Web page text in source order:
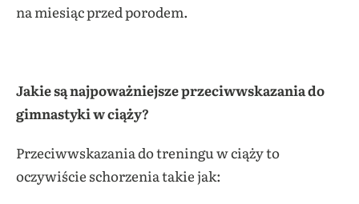
na miesiąc przed porodem.
Jakie są najpoważniejsze przeciwwskazania do
gimnastyki w ciąży?
Przeciwwskazania do treningu w ciąży to
oczywiście schorzenia takie jak: